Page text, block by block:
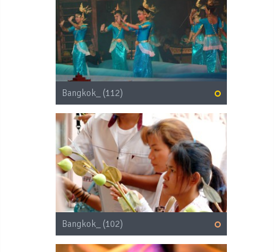
Bangkok_ (112)
Bangkok_ (102)